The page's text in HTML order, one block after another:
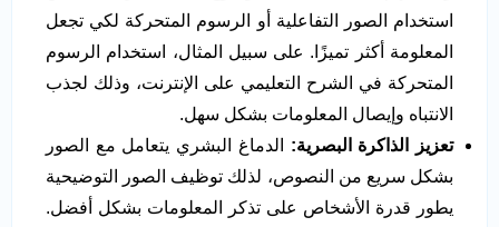
استخدام الصور التفاعلية أو الرسوم المتحركة لكي تجعل
المعلومة أكثر تميزًا. على سبيل المثال، استخدام الرسوم
المتحركة في الشرح التعليمي على الإنترنت، وذلك لجذب
الانتباه وإيصال المعلومات بشكل سهل.
تعزيز الذاكرة البصرية: الدماغ البشري يتعامل مع الصور
بشكل سريع من النصوص، لذلك توظيف الصور التوضيحية
يطور قدرة الأشخاص على تذكر المعلومات بشكل أفضل.